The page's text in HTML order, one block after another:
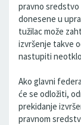
pravno sredstvo
donesene u
tužilac može
izvršenje takve
nastupiti
Ako glavni
će se odložiti,
prekidanje
pravnom